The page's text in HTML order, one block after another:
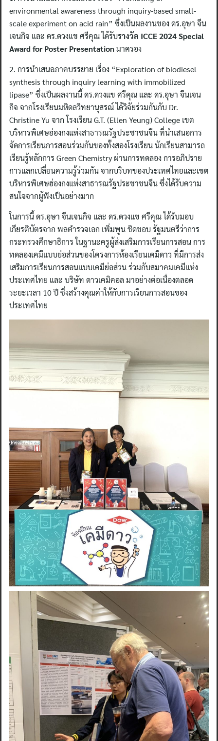
environmental awareness through inquiry-based small-
scale experiment on acid rain” ซึ่งเป็นผลงานของ ดร.อุษา จีน
เจนกิจ และ ดร.ดวงแข ศรีคุณ ได้รับรางวัล ICCE 2024 Special
Award for Poster Presentationมาครอง
2. การนำเสนอภาคบรรยาย เรื่อง “Exploration of biodiesel
synthesis through inquiry learning with immobilized
lipase” ซึ่งเป็นผลงานนี้ ดร.ดวงแข ศรีคุณ และ ดร.อุษา จีนเจน
กิจ จากโรงเรียนมหิดลวิทยานุสรณ์ ได้วิจัยร่วมกันกับ Dr.
Christine Yu จาก โรงเรียน G.T. (Ellen Yeung) College เขต
บริหารพิเศษฮ่องกงแห่งสาธารณรัฐประชาชนจีน ที่นำเสนอการ
จัดการเรียนการสอนร่วมกันของทั้งสองโรงเรียน นักเรียนสามารถ
เรียนรู้หลักการ Green Chemistry ผ่านการทดลอง การอภิปราย
การแลกเปลี่ยนความรู้ร่วมกัน จากบริบทของประเทศไทยและเขต
บริหารพิเศษฮ่องกงแห่งสาธารณรัฐประชาชนจีน ซึ่งได้รับความ
สนใจจากผู้ฟังเป็นอย่างมาก
ในการนี้ ดร.อุษา จีนเจนกิจ และ ดร.ดวงแข ศรีคุณ ได้รับมอบ
เกียรติบัตรจาก พลตำรวจเอก เพิ่มพูน ชิดชอบ รัฐมนตรีว่าการ
กระทรวงศึกษาธิการ ในฐานะครูผู้ส่งเสริมการเรียนการสอน การ
ทดลองเคมีแบบย่อส่วนของโครงการห้องเรียนเคมีดาว ที่มีการส่ง
เสริมการเรียนการสอนแบบเคมีย่อส่วน ร่วมกับสมาคมเคมีแห่ง
ประเทศไทย และ บริษัท ดาวเคมิคอล มาอย่างต่อเนื่องตลอด
ระยะเวลา 10 ปี ซึ่งสร้างคุณค่าให้กับการเรียนการสอนของ
ประเทศไทย